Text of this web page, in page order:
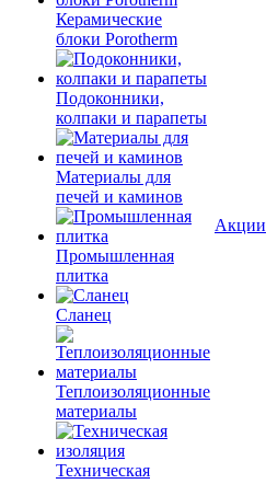
Керамические
блоки Porotherm
Подоконники,
колпаки и парапеты
Материалы для
печей и каминов
Промышленная
плитка
Сланец
Теплоизоляционные
материалы
Техническая
Акции